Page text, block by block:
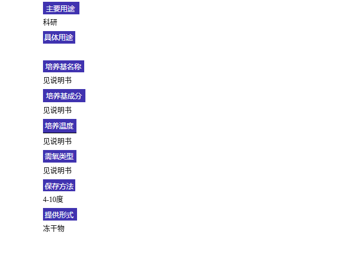
科研
见说明书
见说明书
见说明书
见说明书
4-10度
冻干物